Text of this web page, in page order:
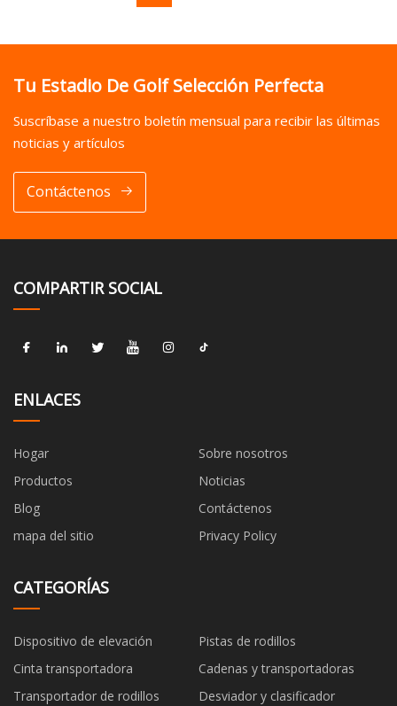
Tu Estadio De Golf Selección Perfecta
Suscríbase a nuestro boletín mensual para recibir las últimas
noticias y artículos
Contáctenos
COMPARTIR SOCIAL
ENLACES
Hogar
Sobre nosotros
Productos
Noticias
Blog
Contáctenos
mapa del sitio
Privacy Policy
CATEGORÍAS
Dispositivo de elevación
Pistas de rodillos
Cinta transportadora
Cadenas y transportadoras
Transportador de rodillos
Desviador y clasificador